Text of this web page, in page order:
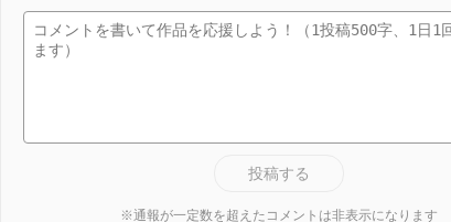
投稿する
※通報が一定数を超えたコメントは非表示になります